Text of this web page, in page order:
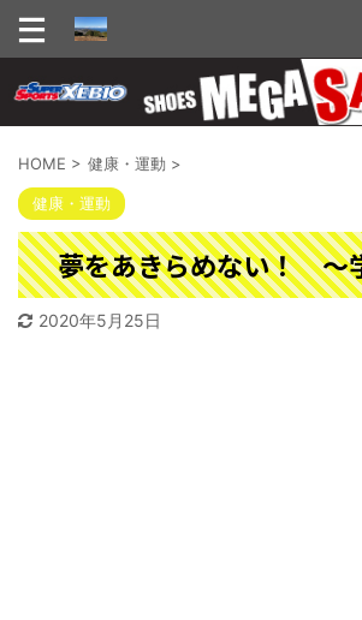
HOME > 健康・運動 >
健康・運動
夢をあきらめない！ ～
2020年5月25日